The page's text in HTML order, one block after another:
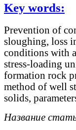
Key words:
Prevention of
sloughing, loss
conditions with
stress-loading
formation rock
method of well
solids,
Название